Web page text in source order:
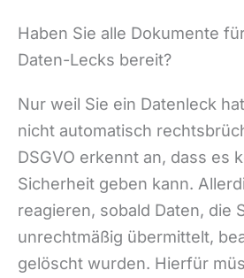
Haben Sie alle Dokumente
Daten-Lecks bereit?
Nur weil Sie ein Datenleck
nicht automatisch
DSGVO erkennt an, dass es
Sicherheit geben kann.
reagieren, sobald Daten, die
unrechtmäßig übermittelt,
gelöscht wurden. Hierfür